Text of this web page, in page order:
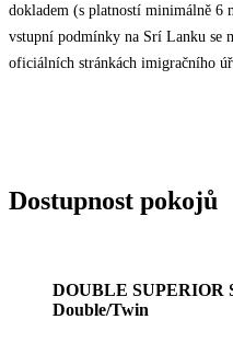
dokladem (s platností minimálně 6
vstupní podmínky na Srí Lanku se
oficiálních stránkách imigračního
Dostupnost pokojů
DOUBLE SUPERIOR
Double/Twin